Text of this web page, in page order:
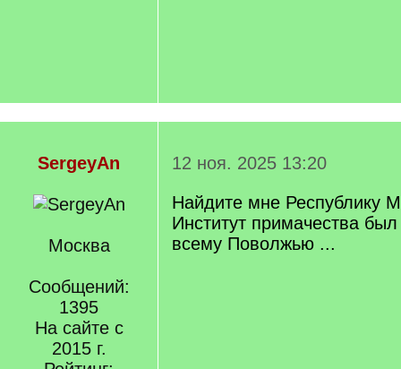
SergeyAn
Москва
Сообщений:
1395
На сайте с
2015 г.
12 ноя. 2025 13:20
Найдите мне Республику
Институт примачества
всему Поволжью ...